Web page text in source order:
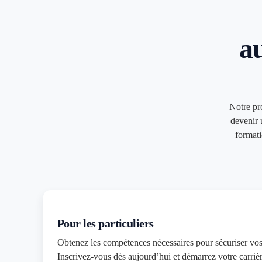
Notre
devenir
Pour les particuliers
Obtenez les compétences nécessaires pour sécuriser
Inscrivez-vous dès aujourd’hui et démarrez votre